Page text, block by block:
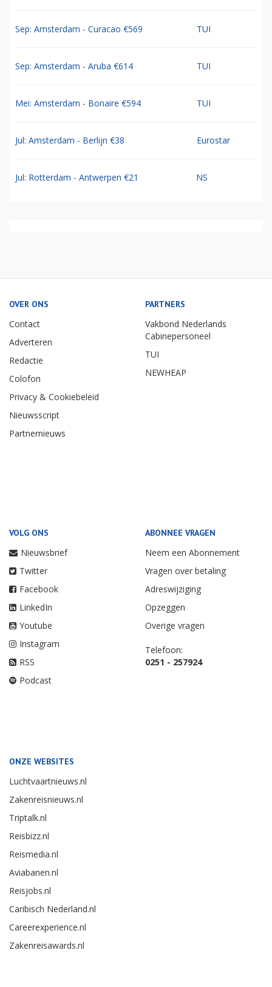
Sep: Amsterdam - Curacao €569 TUI
Sep: Amsterdam - Aruba €614 TUI
Mei: Amsterdam - Bonaire €594 TUI
Jul: Amsterdam - Berlijn €38 Eurostar
Jul: Rotterdam - Antwerpen €21 NS
OVER ONS
Contact
Adverteren
Redactie
Colofon
Privacy & Cookiebeleid
Nieuwsscript
Partnernieuws
PARTNERS
Vakbond Nederlands
Cabinepersoneel
TUI
NEWHEAP
VOLG ONS
Nieuwsbrief
Twitter
Facebook
LinkedIn
Youtube
Instagram
RSS
Podcast
ABONNEE VRAGEN
Neem een Abonnement
Vragen over betaling
Adreswijziging
Opzeggen
Overige vragen
Telefoon:
0251 - 257924
ONZE WEBSITES
Luchtvaartnieuws.nl
Zakenreisnieuws.nl
Triptalk.nl
Reisbizz.nl
Reismedia.nl
Aviabanen.nl
Reisjobs.nl
Caribisch Nederland.nl
Careerexperience.nl
Zakenreisawards.nl